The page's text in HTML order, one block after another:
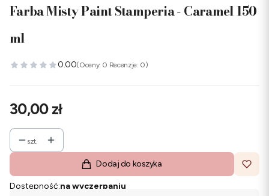
Farba Misty Paint Stamperia - Caramel 150
ml
0.00(Oceny: 0 Recenzje: 0)
Cena
30,00 zł
szt.
Dodaj do koszyka
Dostępność:na wyczerpaniu